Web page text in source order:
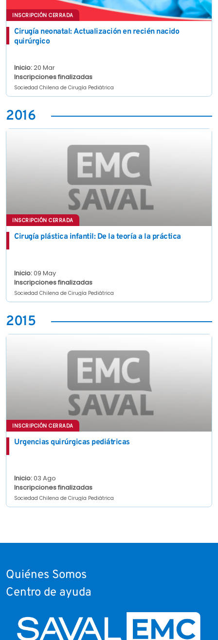
INSCRIPCIÓN CERRADA
Cirugía neonatal: Actualización en recién nacido
quirúrgico
Inicio:20 Mar
Inscripciones finalizadas
Sociedad Chilena de Cirugía Pediátrica
2016
INSCRIPCIÓN CERRADA
Cirugía plástica infantil: De la teoría a la práctica
Inicio:09 May
Inscripciones finalizadas
Sociedad Chilena de Cirugía Pediátrica
2015
INSCRIPCIÓN CERRADA
Urgencias quirúrgicas pediátricas
Inicio:03 Ago
Inscripciones finalizadas
Sociedad Chilena de Cirugía Pediátrica
Quiénes Somos
Centro de ayuda